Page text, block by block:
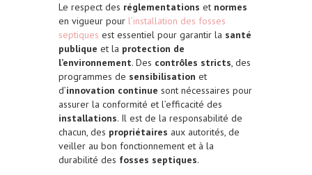
Le respect des réglementations et normes
en vigueur pour l’installation des fosses
septiques est essentiel pour garantir la santé
publique et la protection de
l’environnement. Des contrôles stricts, des
programmes de sensibilisation et
d’innovation continue sont nécessaires pour
assurer la conformité et l’efficacité des
installations. Il est de la responsabilité de
chacun, des propriétaires aux autorités, de
veiller au bon fonctionnement et à la
durabilité des fosses septiques.